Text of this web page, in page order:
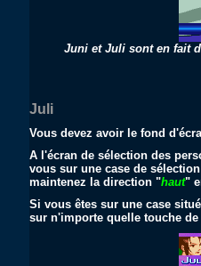
Juni et Juli sont en fait
Juli
Vous devez avoir le fond
A l'écran de sélection des
vous sur une case de
maintenez la direction "haut"
Si vous êtes sur une case
sur n'importe quelle touche